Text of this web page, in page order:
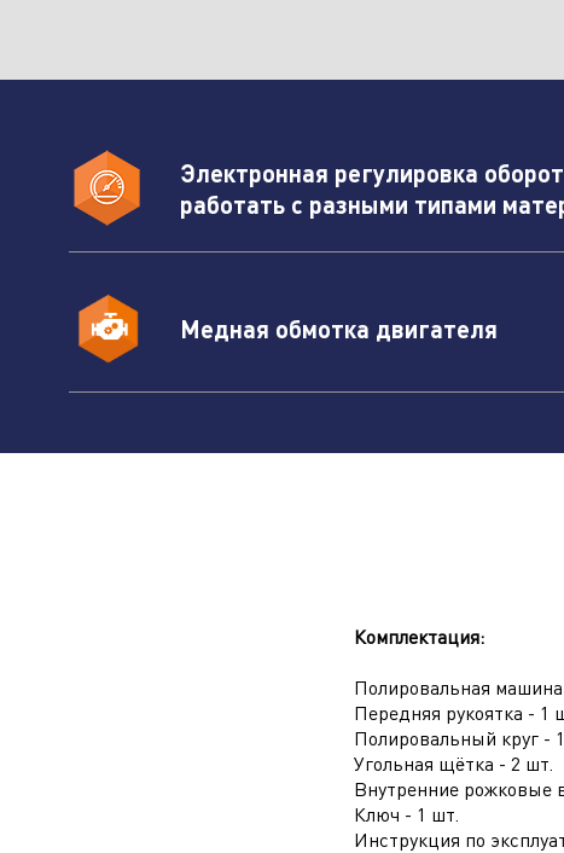
Электронная регулировка
работать с разными типами
Медная обмотка двигателя
Комплектация:
Полировальная
Передняя рукоятка - 1
Полировальный круг -
Угольная щётка - 2 шт.
Внутренние рожковые
Ключ - 1 шт.
Инструкция по